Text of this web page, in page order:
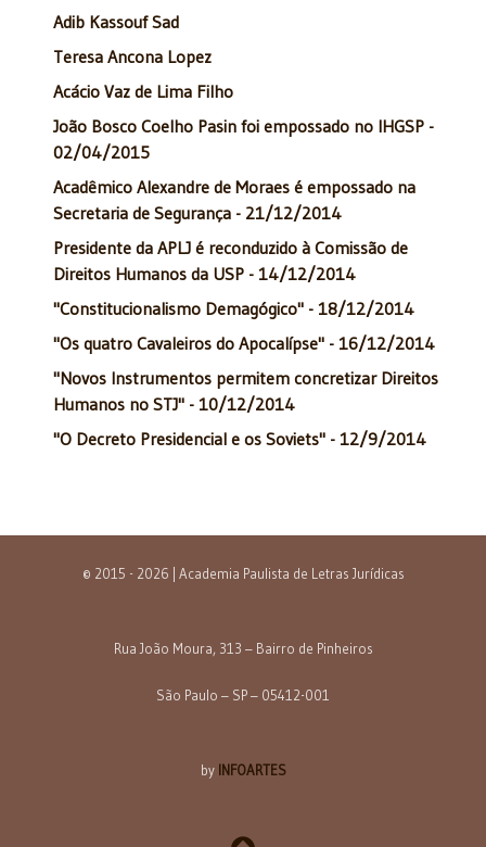
Adib Kassouf Sad
Teresa Ancona Lopez
Acácio Vaz de Lima Filho
João Bosco Coelho Pasin foi empossado no IHGSP -
02/04/2015
Acadêmico Alexandre de Moraes é empossado na
Secretaria de Segurança - 21/12/2014
Presidente da APLJ é reconduzido à Comissão de
Direitos Humanos da USP - 14/12/2014
"Constitucionalismo Demagógico" - 18/12/2014
"Os quatro Cavaleiros do Apocalípse" - 16/12/2014
"Novos Instrumentos permitem concretizar Direitos
Humanos no STJ" - 10/12/2014
"O Decreto Presidencial e os Soviets" - 12/9/2014
© 2015 - 2026 | Academia Paulista de Letras Jurídicas
Rua João Moura, 313 – Bairro de Pinheiros
São Paulo – SP – 05412-001
by INFOARTES